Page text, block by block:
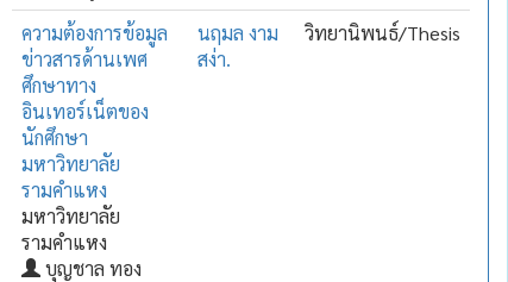
ความต้องการข้อมูล
ข่าวสารด้านเพศ
ศึกษาทาง
อินเทอร์เน็ตของ
นักศึกษา
มหาวิทยาลัย
รามคำแหง
มหาวิทยาลัย
รามคำแหง
บุญชาล ทอง
นฤมล งาม
สง่า.
วิทยานิพนธ์/Thesis